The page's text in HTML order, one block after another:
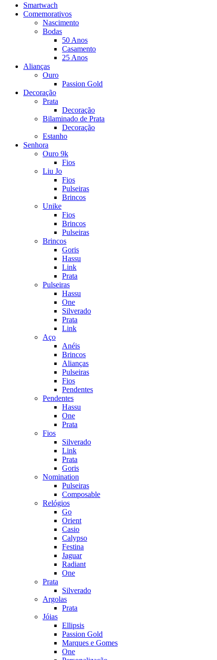
Smartwach
Comemorativos
Nascimento
Bodas
50 Anos
Casamento
25 Anos
Alianças
Ouro
Passion Gold
Decoração
Prata
Decoração
Bilaminado de Prata
Decoração
Estanho
Senhora
Ouro 9k
Fios
Liu Jo
Fios
Pulseiras
Brincos
Unike
Fios
Brincos
Pulseiras
Brincos
Goris
Hassu
Link
Prata
Pulseiras
Hassu
One
Silverado
Prata
Link
Aço
Anéis
Brincos
Alianças
Pulseiras
Fios
Pendentes
Pendentes
Hassu
One
Prata
Fios
Silverado
Link
Prata
Goris
Nomination
Pulseiras
Composable
Relógios
Go
Orient
Casio
Calypso
Festina
Jaguar
Radiant
One
Prata
Silverado
Argolas
Prata
Jóias
Ellipsis
Passion Gold
Marques e Gomes
One